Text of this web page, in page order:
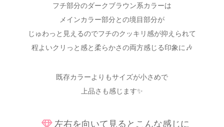
フチ部分のダークブラウン系カラーは
メインカラー部分との境目部分が
じゅわっと見えるのでフチのクッキリ感が抑えられて
程よいクリっと感と柔らかさの両方感じる印象に🎶
既存カラーよりもサイズが小さめで
上品さも感じます✨
左右を向いて見るとこんな感じに